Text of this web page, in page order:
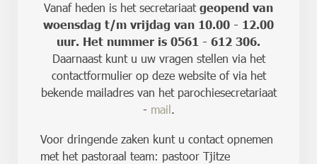
Vanaf heden is het secretariaat geopend van
woensdag t/m vrijdag van 10.00 - 12.00
uur. Het nummer is 0561 - 612 306.
Daarnaast kunt u uw vragen stellen via het
contactformulier op deze website of via het
bekende mailadres van het parochiesecretariaat
- mail.
Voor dringende zaken kunt u contact opnemen
met het pastoraal team: pastoor Tjitze